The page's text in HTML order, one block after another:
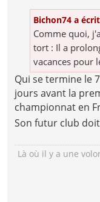
Bichon74 a
Comme quoi,
tort : Il a
vacances pour
Qui se termine le
jours avant la
championnat en
Son futur club
Là où il y a une